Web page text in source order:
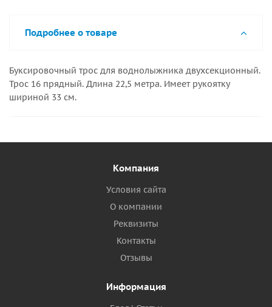
Подробнее о товаре
Буксировочный трос для воднолыжника двухсекционный.
Трос 16 прядный. Длина 22,5 метра. Имеет рукоятку
шириной 33 см.
Компания
Условия сайта
О компании
Реквизиты
Контакты
Отзывы
Информация